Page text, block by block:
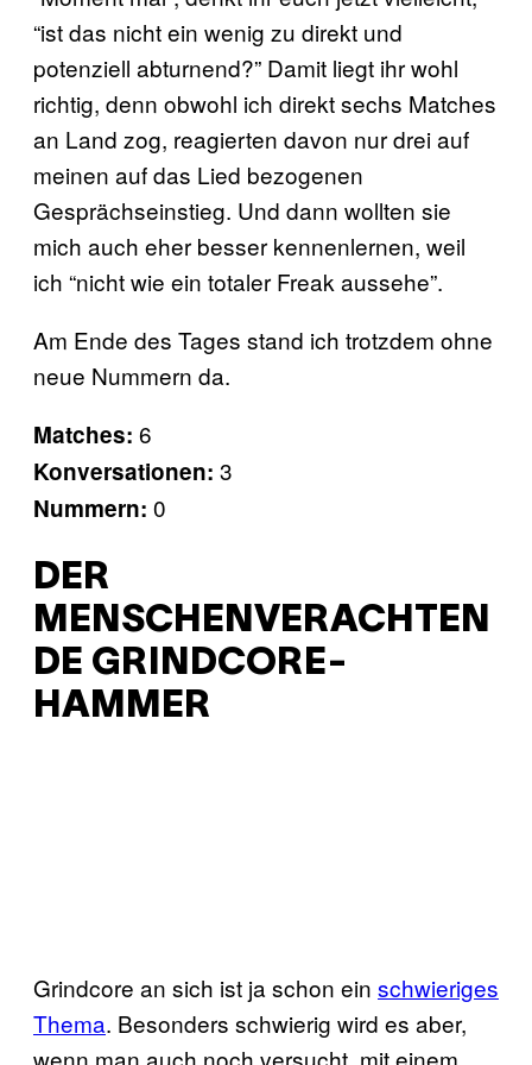
“ist das nicht ein wenig zu direkt und
potenziell abturnend?” Damit liegt ihr wohl
richtig, denn obwohl ich direkt sechs Matches
an Land zog, reagierten davon nur drei auf
meinen auf das Lied bezogenen
Gesprächseinstieg. Und dann wollten sie
mich auch eher besser kennenlernen, weil
ich “nicht wie ein totaler Freak aussehe”.
Am Ende des Tages stand ich trotzdem ohne
neue Nummern da.
Matches: 6
Konversationen: 3
Nummern: 0
DER
MENSCHENVERACHTEN
DE GRINDCORE-
HAMMER
Grindcore an sich ist ja schon ein schwieriges
Thema. Besonders schwierig wird es aber,
wenn man auch noch versucht, mit einem